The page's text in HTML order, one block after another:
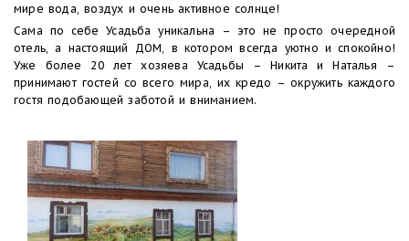
мире вода, воздух и очень активное солнце!
Сама по себе Усадьба уникальна – это не просто очередной
отель, а настоящий ДОМ, в котором всегда уютно и спокойно!
Уже более 20 лет хозяева Усадьбы – Никита и Наталья –
принимают гостей со всего мира, их кредо – окружить каждого
гостя подобающей заботой и вниманием.